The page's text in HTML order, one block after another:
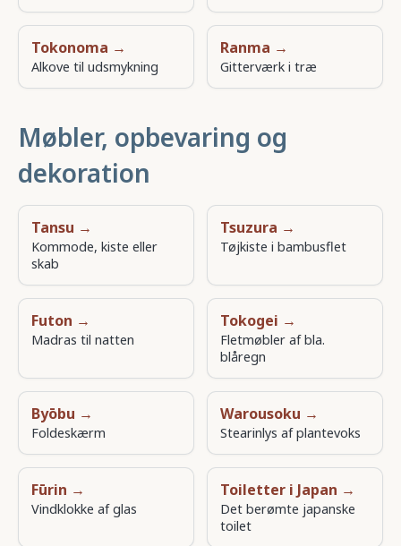
Tokonoma →
Alkove til udsmykning
Ranma →
Gitterværk i træ
Møbler, opbevaring og
dekoration
Tansu →
Kommode, kiste eller
skab
Tsuzura →
Tøjkiste i bambusflet
Futon →
Madras til natten
Tokogei →
Fletmøbler af bla.
blåregn
Byōbu →
Foldeskærm
Warousoku →
Stearinlys af plantevoks
Fūrin →
Vindklokke af glas
Toiletter i Japan →
Det berømte japanske
toilet